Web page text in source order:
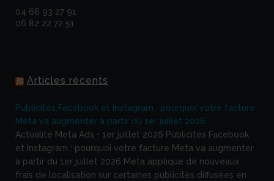
04 66 93 27 91
06 82 22 72 51
Articles récents
Publicités Facebook et Instagram : pourquoi votre facture
Meta va augmenter à partir du 1er juillet 2026
Actualité Meta Ads • 1er juillet 2026 Publicités Facebook
et Instagram : pourquoi votre facture Meta va augmenter
à partir du 1er juillet 2026 Meta applique de nouveaux
frais de localisation sur certaines publicités diffusées en